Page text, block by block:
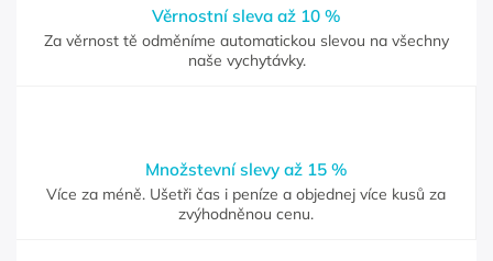
Věrnostní sleva až 10 %
Za věrnost tě odměníme automatickou slevou na všechny
naše vychytávky.
Množstevní slevy až 15 %
Více za méně. Ušetři čas i peníze a objednej více kusů za
zvýhodněnou cenu.